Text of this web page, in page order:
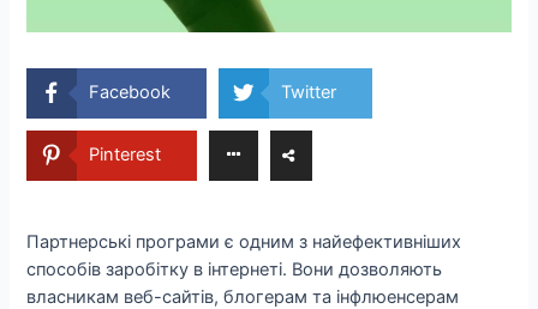
Facebook Twitter
Pinterest
Партнерські програми є одним з найефективніших
способів заробітку в інтернеті. Вони дозволяють
власникам веб-сайтів, блогерам та інфлюенсерам